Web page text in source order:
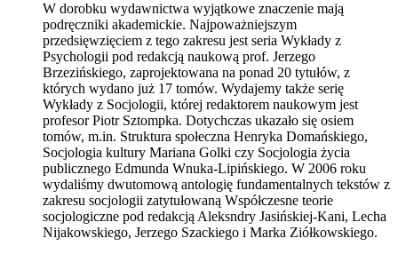
W dorobku wydawnictwa wyjątkowe znaczenie mają
podręczniki akademickie. Najpoważniejszym
przedsięwzięciem z tego zakresu jest seria Wykłady z
Psychologii pod redakcją naukową prof. Jerzego
Brzezińskiego, zaprojektowana na ponad 20 tytułów, z
których wydano już 17 tomów. Wydajemy także serię
Wykłady z Socjologii, której redaktorem naukowym jest
profesor Piotr Sztompka. Dotychczas ukazało się osiem
tomów, m.in. Struktura społeczna Henryka Domańskiego,
Socjologia kultury Mariana Golki czy Socjologia życia
publicznego Edmunda Wnuka-Lipińskiego. W 2006 roku
wydaliśmy dwutomową antologię fundamentalnych tekstów z
zakresu socjologii zatytułowaną Współczesne teorie
socjologiczne pod redakcją Aleksndry Jasińskiej-Kani, Lecha
Nijakowskiego, Jerzego Szackiego i Marka Ziółkowskiego.